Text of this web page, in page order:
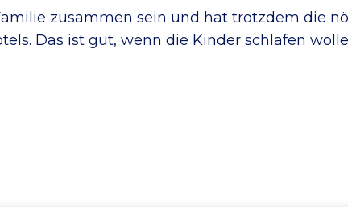
zusammen sein und hat trotzdem die
Das ist gut, wenn die Kinder schlafen